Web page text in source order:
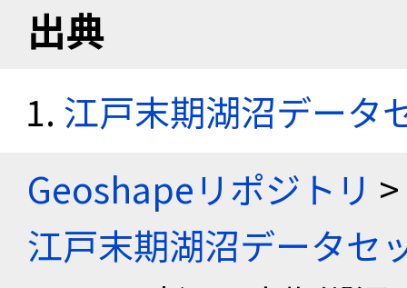
出典
江戸末期湖沼データ
Geoshapeリポジトリ >
江戸末期湖沼データセ